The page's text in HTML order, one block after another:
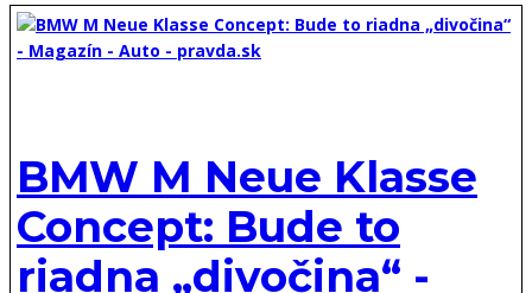
BMW M Neue Klasse
Concept: Bude to
riadna „divočina“ -